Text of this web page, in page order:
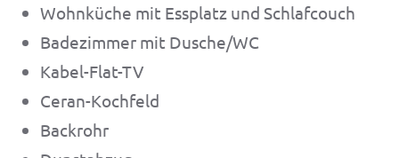
Wohnküche mit Essplatz und Schlafcouch
Badezimmer mit Dusche/WC
Kabel-Flat-TV
Ceran-Kochfeld
Backrohr